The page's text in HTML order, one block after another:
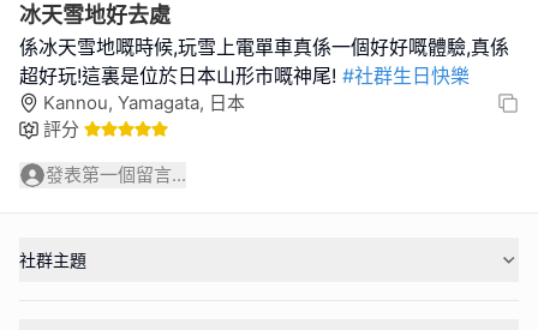
冰天雪地好去處
係冰天雪地嘅時候,玩雪上電單車真係一個好好嘅體驗,真係
超好玩!這裏是位於日本山形市嘅神尾! #社群生日快樂
Kannou, Yamagata, 日本
評分
發表第一個留言...
社群主題